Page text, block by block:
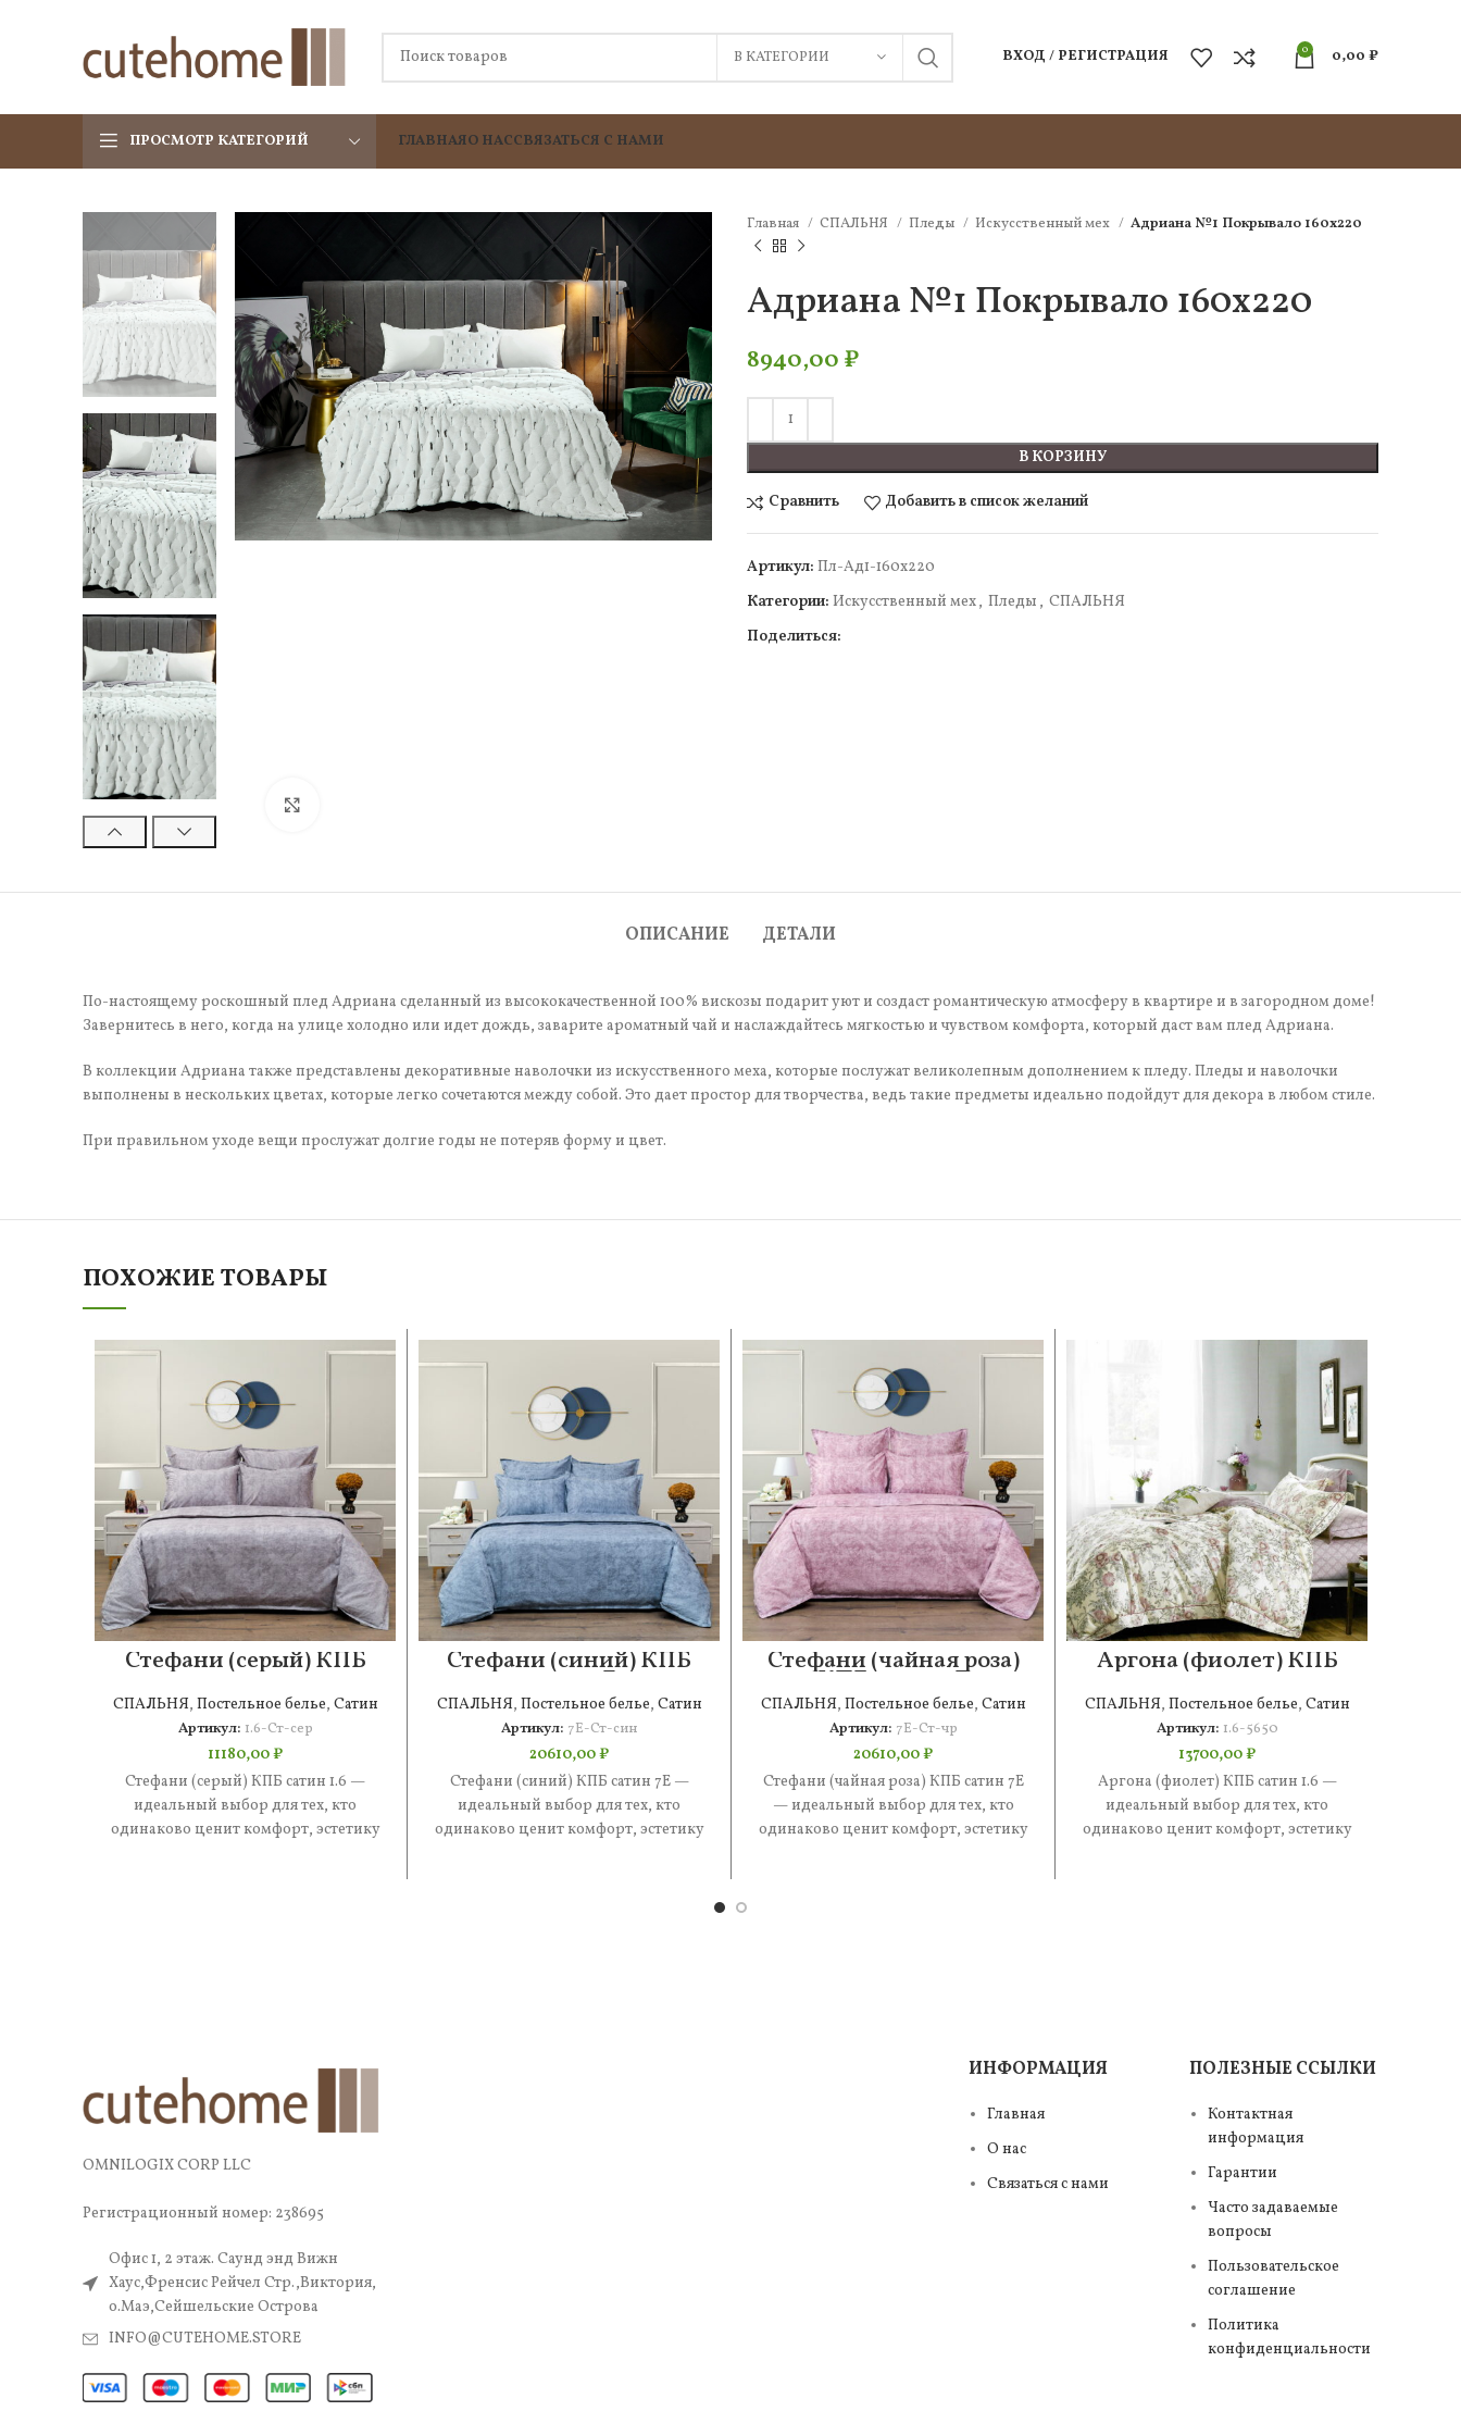
В КАТЕГОРИИ ВХОД / РЕГИСТРАЦИЯ 0 0,00 ₽
ПРОСМОТР КАТЕГОРИЙ ГЛАВНАЯО НАССВЯЗАТЬСЯ С НАМИ
Главная СПАЛЬНЯ Пледы Искусcтвенный мех Адриана №1 Покрывало 160х220
Адриана №1 Покрывало 160х220
8940,00₽
В КОРЗИНУ
Сравнить Добавить в список желаний
Артикул: Пл-Ад1-160х220
Категории: Искусcтвенный мех, Пледы , СПАЛЬНЯ
Поделиться:
ОПИСАНИЕ ДЕТАЛИ
По-настоящему роскошный плед Адриана сделанный из высококачественной 100% вискозы подарит уют и создаст романтическую атмосферу в квартире и в загородном доме!
Завернитесь в него, когда на улице холодно или идет дождь, заварите ароматный чай и наслаждайтесь мягкостью и чувством комфорта, который даст вам плед Адриана.
В коллекции Адриана также представлены декоративные наволочки из искусственного меха, которые послужат великолепным дополнением к пледу. Пледы и наволочки
выполнены в нескольких цветах, которые легко сочетаются между собой. Это дает простор для творчества, ведь такие предметы идеально подойдут для декора в любом стиле.
При правильном уходе вещи прослужат долгие годы не потеряв форму и цвет.
ПОХОЖИЕ ТОВАРЫ
Стефани (серый) КПБ
сатин 1.6
СПАЛЬНЯ, Постельное белье, Сатин
Артикул: 1.6-Ст-сер
11180,00₽
Стефани (серый) КПБ сатин 1.6 —
идеальный выбор для тех, кто
одинаково ценит комфорт, эстетику
Стефани (синий) КПБ
сатин 7Е
СПАЛЬНЯ, Постельное белье, Сатин
Артикул: 7Е-Ст-син
20610,00₽
Стефани (синий) КПБ сатин 7Е —
идеальный выбор для тех, кто
одинаково ценит комфорт, эстетику
Стефани (чайная роза)
КПБ сатин 7Е
СПАЛЬНЯ, Постельное белье, Сатин
Артикул: 7Е-Ст-чр
20610,00₽
Стефани (чайная роза) КПБ сатин 7Е
— идеальный выбор для тех, кто
одинаково ценит комфорт, эстетику
Аргона (фиолет) КПБ
сатин 1.6
СПАЛЬНЯ, Постельное белье, Сатин
Артикул: 1.6-5650
13700,00₽
Аргона (фиолет) КПБ сатин 1.6 —
идеальный выбор для тех, кто
одинаково ценит комфорт, эстетику
OMNILOGIX CORP LLC
Регистрационный номер: 238695
Офис 1, 2 этаж. Саунд энд Вижн
Хаус,Френсис Рейчел Стр.,Виктория,
о.Маэ,Сейшельские Острова
INFO@CUTEHOME.STORE
ИНФОРМАЦИЯ
Главная
О нас
Связаться с нами
ПОЛЕЗНЫЕ ССЫЛКИ
Контактная
информация
Гарантии
Часто задаваемые
вопросы
Пользовательское
соглашение
Политика
конфиденциальности